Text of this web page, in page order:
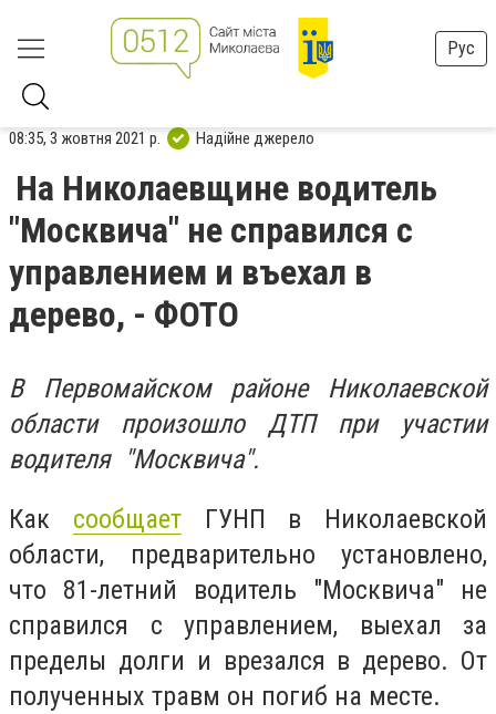
Рус
08:35, 3 жовтня 2021 р. Надійне джерело
На Николаевщине водитель
"Москвича" не справился с
управлением и въехал в
дерево, - ФОТО
В Первомайском районе Николаевской
области произошло ДТП при участии
водителя "Москвича".
Как сообщаетГУНП в Николаевской
области, предварительно установлено,
что 81-летний водитель "Москвича" не
справился с управлением, выехал за
пределы долги и врезался в дерево. От
полученных травм он погиб на месте.